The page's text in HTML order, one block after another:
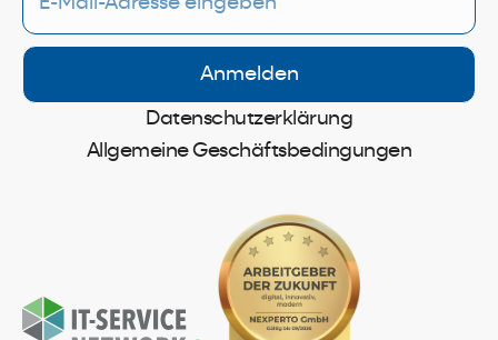
Mail
Anmelden
Datenschutzerklärung
Allgemeine Geschäftsbedingungen